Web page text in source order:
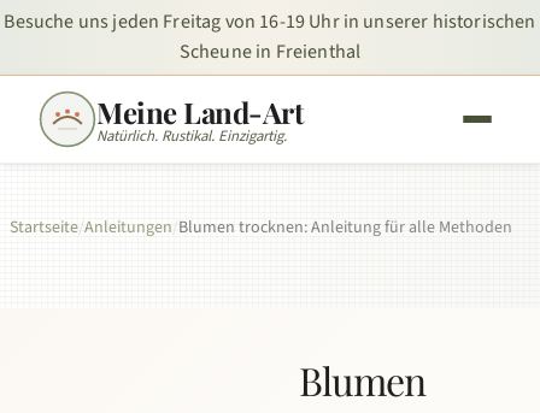
Besuche uns jeden Freitag von 16-19 Uhr in unserer historischen
Scheune in Freienthal
Meine Land-Art
Natürlich. Rustikal. Einzigartig.
Startseite/Anleitungen/Blumen trocknen: Anleitung für alle Methoden
Blumen